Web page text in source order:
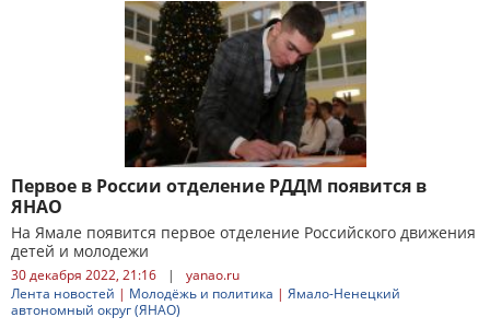
Первое в России отделение РДДМ появится в
ЯНАО
На Ямале появится первое отделение Российского движения
детей и молодежи
30 декабря 2022, 21:16 |
yanao.ru
Лента новостей | Молодёжь и политика | Ямало-Ненецкий
автономный округ (ЯНАО)